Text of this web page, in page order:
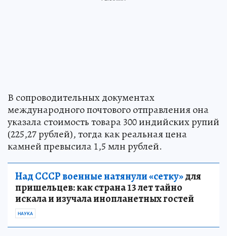
В сопроводительных документах
международного почтового отправления она
указала стоимость товара 300 индийских рупий
(225,27 рублей), тогда как реальная цена
камней превысила 1,5 млн рублей.
Над СССР военные натянули «сетку»для
пришельцев: как страна 13 лет тайно
искала и изучала инопланетных гостей
НАУКА